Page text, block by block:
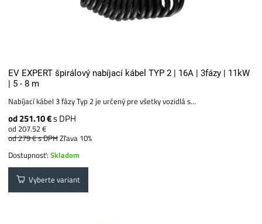
EV EXPERT špirálový nabíjací kábel TYP 2 | 16A | 3fázy | 11kW
| 5 - 8 m
Nabíjací kábel 3 fázy Typ 2 je určený pre všetky vozidlá s...
od 251.10 €s DPH
od 207.52 €
od 279 €s DPHZľava 10%
Dostupnosť:Skladom
Vyberte variant